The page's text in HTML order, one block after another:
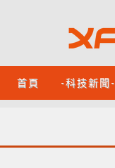
首頁 -科技新聞-